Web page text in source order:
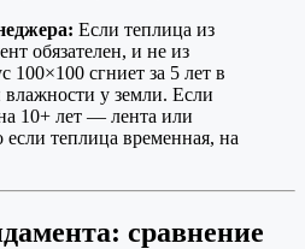
Если теплица из
обязателен, и не из
100×100 сгниет за 5 лет в
влажности у земли. Если
10+ лет — лента или
теплица временная, на
сравнение